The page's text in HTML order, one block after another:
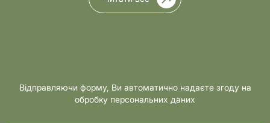
Відправляючи форму, Ви автоматично надаєте згоду на
обробку персональних даних